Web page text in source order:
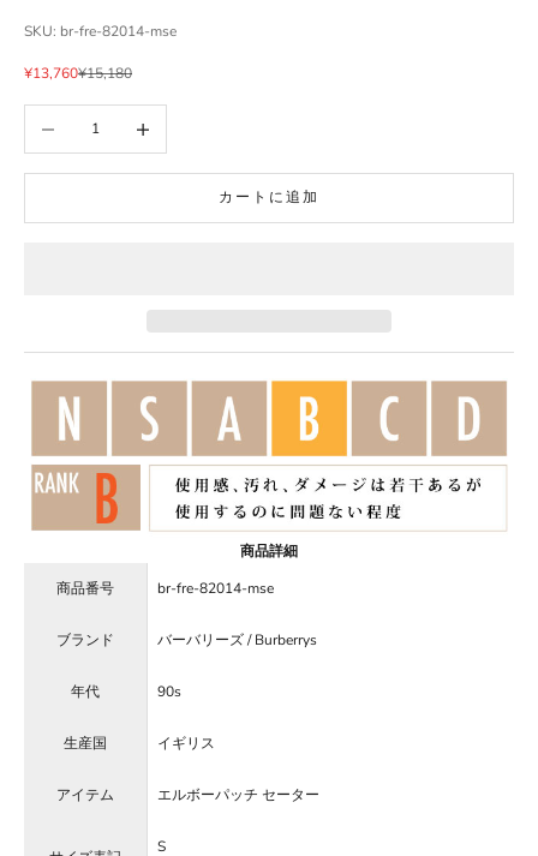
SKU: br-fre-82014-mse
セール価格
¥13,760通常価格
¥15,180
カートに追加
商品詳細
商品番号
br-fre-82014-mse
ブランド バーバリーズ / Burberrys
年代 90s
生産国 イギリス
アイテム エルボーパッチ セーター
S